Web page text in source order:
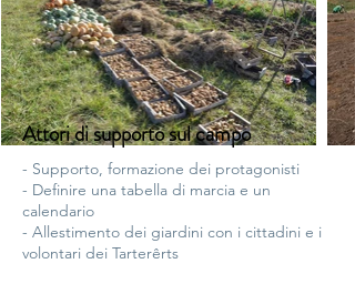
Attori di supporto sul campo
- Supporto, formazione dei protagonisti
- Definire una tabella di marcia e un
calendario
- Allestimento dei giardini con i cittadini e i
volontari dei Tarterêrts